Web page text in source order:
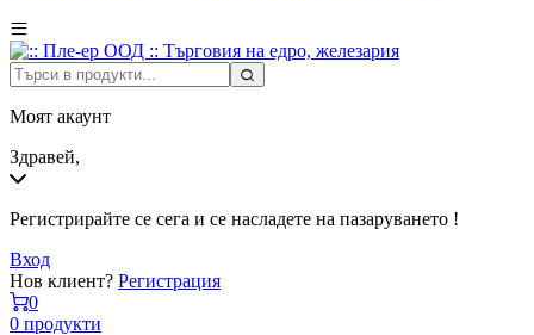
Моят акаунт
Здравей,
Регистрирайте се сега и се насладете на пазаруването !
Вход
Нов клиент? Регистрация
0
0 продукти